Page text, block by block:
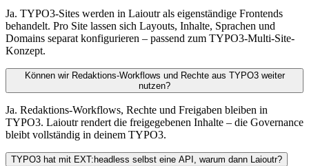
Ja. TYPO3-Sites werden in Laioutr als eigenständige Frontends
behandelt. Pro Site lassen sich Layouts, Inhalte, Sprachen und
Domains separat konfigurieren – passend zum TYPO3-Multi-Site-
Konzept.
Können wir Redaktions-Workflows und Rechte aus TYPO3 weiter
nutzen?
Ja. Redaktions-Workflows, Rechte und Freigaben bleiben in
TYPO3. Laioutr rendert die freigegebenen Inhalte – die Governance
bleibt vollständig in deinem TYPO3.
TYPO3 hat mit EXT:headless selbst eine API, warum dann Laioutr?